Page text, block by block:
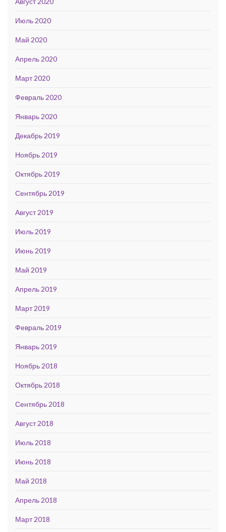
Июль 2020
Май 2020
Апрель 2020
Март 2020
Февраль 2020
Январь 2020
Декабрь 2019
Ноябрь 2019
Октябрь 2019
Сентябрь 2019
Август 2019
Июль 2019
Июнь 2019
Май 2019
Апрель 2019
Март 2019
Февраль 2019
Январь 2019
Ноябрь 2018
Октябрь 2018
Сентябрь 2018
Август 2018
Июль 2018
Июнь 2018
Май 2018
Апрель 2018
Март 2018